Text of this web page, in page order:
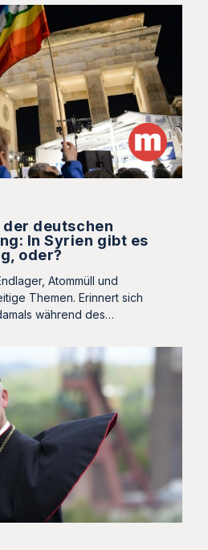
deutschen
In Syrien gibt es
oder?
Atommüll und
Themen. Erinnert sich
während des…